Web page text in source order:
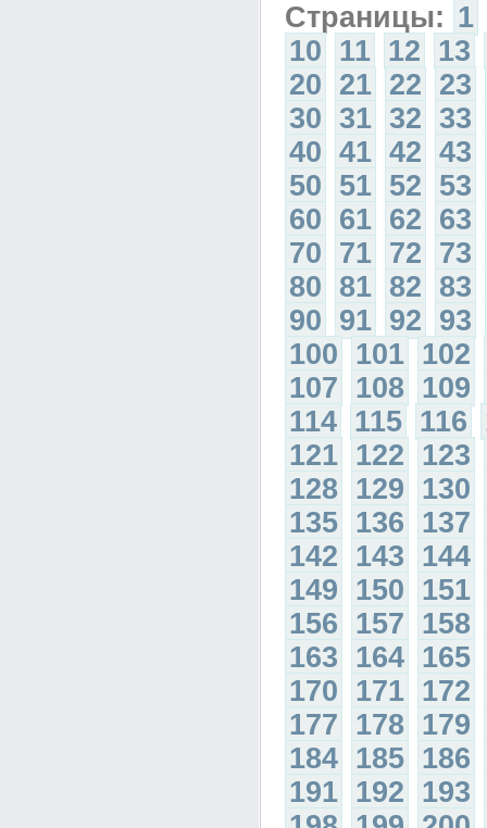
Страницы: 1
10 11 12 13
20 21 22 23
30 31 32 33
40 41 42 43
50 51 52 53
60 61 62 63
70 71 72 73
80 81 82 83
90 91 92 93
100 101 102
107 108 109
114 115 116
121 122 123
128 129 130
135 136 137
142 143 144
149 150 151
156 157 158
163 164 165
170 171 172
177 178 179
184 185 186
191 192 193